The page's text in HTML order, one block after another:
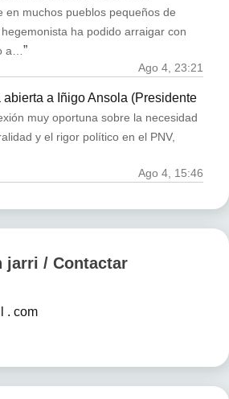
en muchos pueblos pequeños de
ha podido arraigar con
a… ”
Ago 4, 23:21
abierta a Iñigo Ansola (Presidente
muy oportuna sobre la necesidad
y el rigor político en el PNV,
Ago 4, 15:46
jarri / Contactar
. com